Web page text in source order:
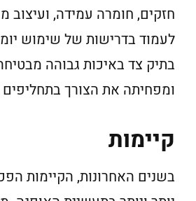
חזקים, חומרה עמידה, ועיצוב
לעמוד בדרישות של שימוש
בתיק צד באיכות גבוהה
ומפחיתה את הצורך
קיימות
בשנים האחרונות, הקיימות